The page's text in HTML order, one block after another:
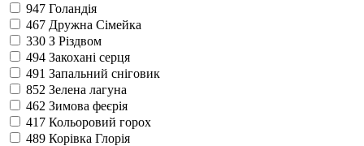
947 Голандія
467 Дружна Сімейка
330 З Різдвом
494 Закохані серця
491 Запальний сніговик
852 Зелена лагуна
462 Зимова феєрія
417 Кольоровий горох
489 Корівка Глорія